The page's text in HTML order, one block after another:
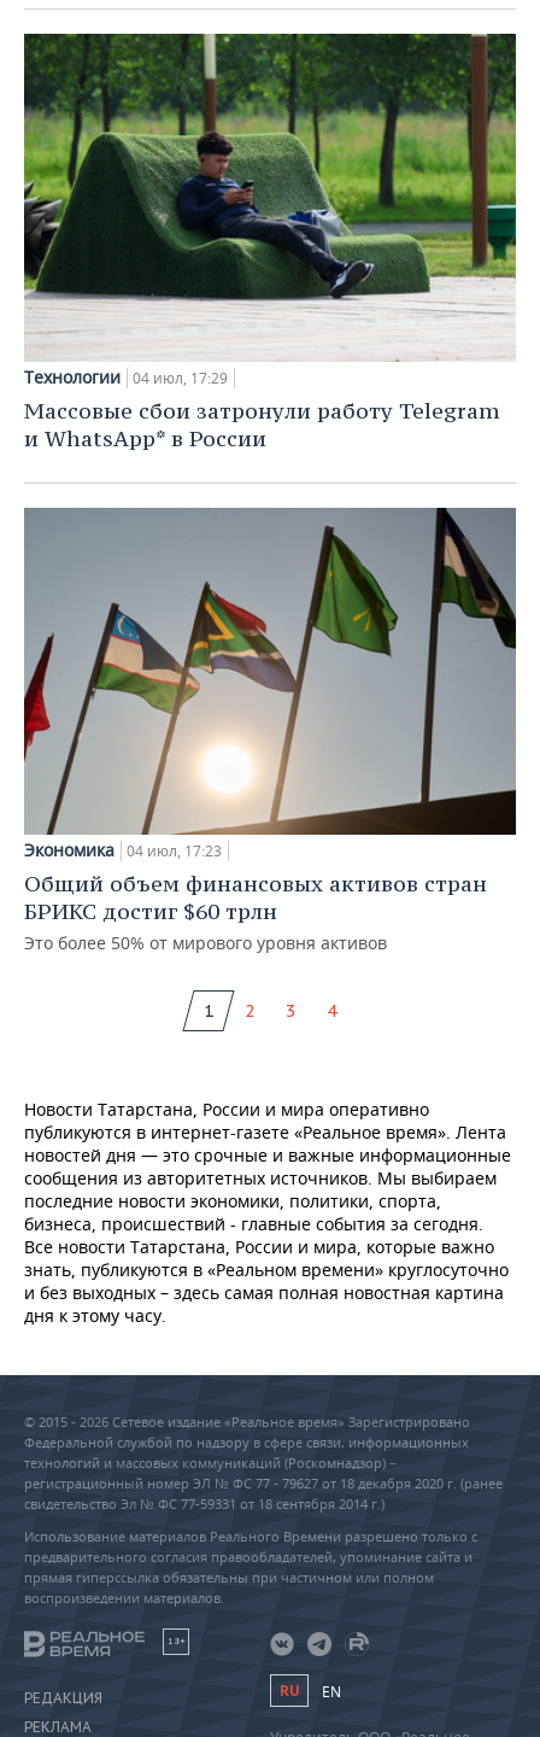
Технологии 04 июл, 17:29
Массовые сбои затронули работу Telegram
и WhatsApp* в России
Экономика 04 июл, 17:23
Общий объем финансовых активов стран
БРИКС достиг $60 трлн
Это более 50% от мирового уровня активов
1 2 3 4
Новости Татарстана, России и мира оперативно
публикуются в интернет-газете «Реальное время». Лента
новостей дня — это срочные и важные информационные
сообщения из авторитетных источников. Мы выбираем
последние новости экономики, политики, спорта,
бизнеса, происшествий - главные события за сегодня.
Все новости Татарстана, России и мира, которые важно
знать, публикуются в «Реальном времени» круглосуточно
и без выходных – здесь самая полная новостная картина
дня к этому часу.
© 2015 - 2026 Сетевое издание «Реальное время» Зарегистрировано
Федеральной службой по надзору в сфере связи, информационных
технологий и массовых коммуникаций (Роскомнадзор) –
регистрационный номер ЭЛ № ФС 77 - 79627 от 18 декабря 2020 г. (ранее
свидетельство Эл № ФС 77-59331 от 18 сентября 2014 г.)
Использование материалов Реального Времени разрешено только с
предварительного согласия правообладателей, упоминание сайта и
прямая гиперссылка обязательны при частичном или полном
воспроизведении материалов.
18+
РЕДАКЦИЯ
РЕКЛАМА
RU EN